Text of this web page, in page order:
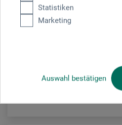
Statistiken
Marketing
Auswahl bestätigen
Roulette